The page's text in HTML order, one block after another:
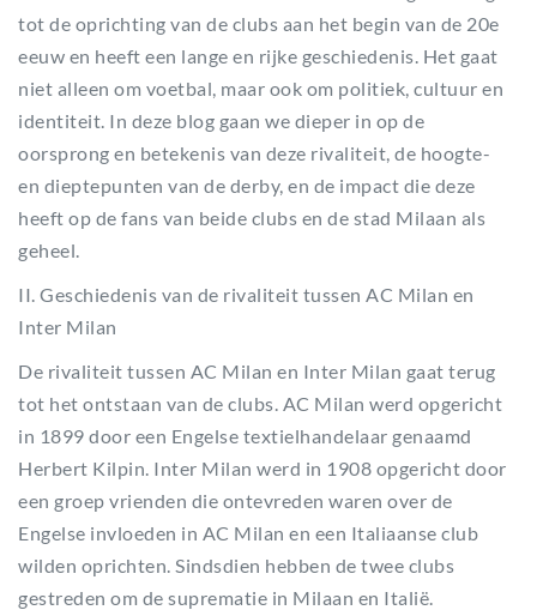
tot de oprichting van de clubs aan het begin van de 20e
eeuw en heeft een lange en rijke geschiedenis. Het gaat
niet alleen om voetbal, maar ook om politiek, cultuur en
identiteit. In deze blog gaan we dieper in op de
oorsprong en betekenis van deze rivaliteit, de hoogte-
en dieptepunten van de derby, en de impact die deze
heeft op de fans van beide clubs en de stad Milaan als
geheel.
II. Geschiedenis van de rivaliteit tussen AC Milan en
Inter Milan
De rivaliteit tussen AC Milan en Inter Milan gaat terug
tot het ontstaan van de clubs. AC Milan werd opgericht
in 1899 door een Engelse textielhandelaar genaamd
Herbert Kilpin. Inter Milan werd in 1908 opgericht door
een groep vrienden die ontevreden waren over de
Engelse invloeden in AC Milan en een Italiaanse club
wilden oprichten. Sindsdien hebben de twee clubs
gestreden om de suprematie in Milaan en Italië.